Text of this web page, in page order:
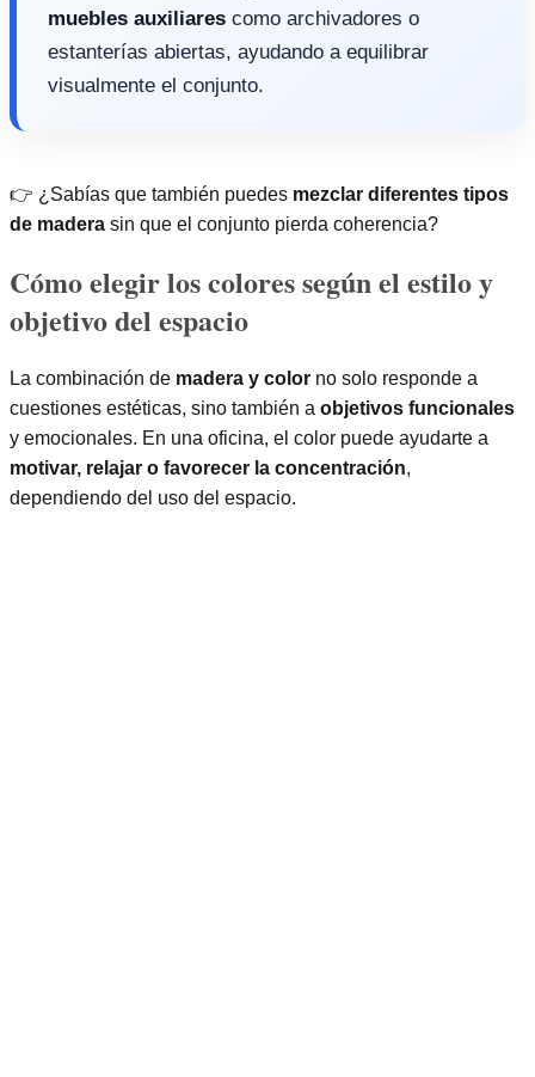
muebles auxiliares como archivadores o
estanterías abiertas, ayudando a equilibrar
visualmente el conjunto.
👉 ¿Sabías que también puedes mezclar diferentes tipos
de madera sin que el conjunto pierda coherencia?
Cómo elegir los colores según el estilo y
objetivo del espacio
La combinación de madera y color no solo responde a
cuestiones estéticas, sino también a objetivos funcionales
y emocionales. En una oficina, el color puede ayudarte a
motivar, relajar o favorecer la concentración,
dependiendo del uso del espacio.